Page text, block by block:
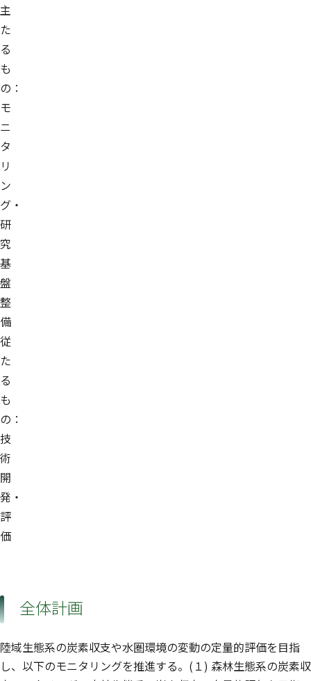
主
た
る
も
の：
モ
ニ
タ
リ
ン
グ・
研
究
基
盤
整
備
従
た
る
も
の：
技
術
開
発・
評
価
全体計画
陸域生態系の炭素収支や水圏環境の変動の定量的評価を目指
し、以下のモニタリングを推進する。(１) 森林生態系の炭素収